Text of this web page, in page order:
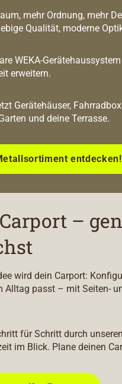
mehr Ordnung, mehr
Qualität, moderne
WEKA-
erweitern.
Gerätehäuser,
und deine Terrasse.
entdecken!
–
wird dein Carport:
Alltag passt – mit Seiten-
für Schritt durch
im Blick. Plane deinen